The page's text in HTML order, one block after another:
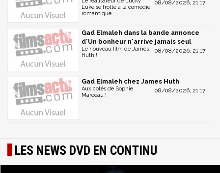
08/08/2026, 21:17
Luke se frotte à la comédie
romantique
Gad Elmaleh dans la bande annonce
d'Un bonheur n'arrive jamais seul
08/08/2026, 21:17
Le nouveau film de James
Huth !!
Gad Elmaleh chez James Huth
08/08/2026, 21:17
Aux cotés de Sophie
Marceau !
LES NEWS DVD EN CONTINU